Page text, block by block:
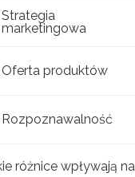
Strategia
marketingowa
Oferta produktów
Rozpoznawalność
różnice wpływają na